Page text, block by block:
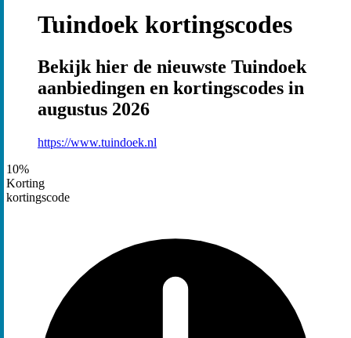
Tuindoek kortingscodes
Bekijk hier de nieuwste Tuindoek
aanbiedingen en kortingscodes in
augustus 2026
https://www.tuindoek.nl
10%
Korting
kortingscode